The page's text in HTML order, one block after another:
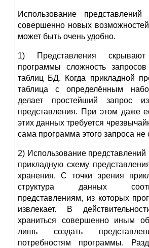
Использование
совершенно новых
может быть очень удобно.
1) Представления
программы сложность
таблиц БД. Когда прикладной
таблица с определённым
делает простейший запрос из
представления. При этом даже
этих данных требуется
сама программа этого запроса не
2) Использование представлений
прикладную схему
хранения. С точки зрения
структура данных
представлениям, из которых
извлекает. В
храниться совершенно иным
лишь создать
потребностям программы.